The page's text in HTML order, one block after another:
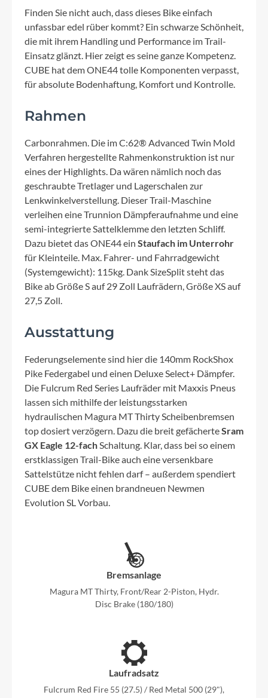
Finden Sie nicht auch, dass dieses Bike einfach
unfassbar edel rüber kommt? Ein schwarze Schönheit,
die mit ihrem Handling und Performance im Trail-
Einsatz glänzt. Hier zeigt es seine ganze Kompetenz.
CUBE hat dem ONE44 tolle Komponenten verpasst,
für absolute Bodenhaftung, Komfort und Kontrolle.
Rahmen
Carbonrahmen. Die im C:62® Advanced Twin Mold
Verfahren hergestellte Rahmenkonstruktion ist nur
eines der Highlights. Da wären nämlich noch das
geschraubte Tretlager und Lagerschalen zur
Lenkwinkelverstellung. Dieser Trail-Maschine
verleihen eine Trunnion Dämpferaufnahme und eine
semi-integrierte Sattelklemme den letzten Schliff.
Dazu bietet das ONE44 ein Staufach im Unterrohr
für Kleinteile. Max. Fahrer- und Fahrradgewicht
(Systemgewicht): 115kg. Dank SizeSplit steht das
Bike ab Größe S auf 29 Zoll Laufrädern, Größe XS auf
27,5 Zoll.
Ausstattung
Federungselemente sind hier die 140mm RockShox
Pike Federgabel und einen Deluxe Select+ Dämpfer.
Die Fulcrum Red Series Laufräder mit Maxxis Pneus
lassen sich mithilfe der leistungsstarken
hydraulischen Magura MT Thirty Scheibenbremsen
top dosiert verzögern. Dazu die breit gefächerteSram
GX Eagle 12-fachSchaltung. Klar, dass bei so einem
erstklassigen Trail-Bike auch eine versenkbare
Sattelstütze nicht fehlen darf – außerdem spendiert
CUBE dem Bike einen brandneuen Newmen
Evolution SL Vorbau.
Bremsanlage
Magura MT Thirty, Front/Rear 2-Piston, Hydr.
Disc Brake (180/180)
Laufradsatz
Fulcrum Red Fire 55 (27.5) / Red Metal 500 (29"),